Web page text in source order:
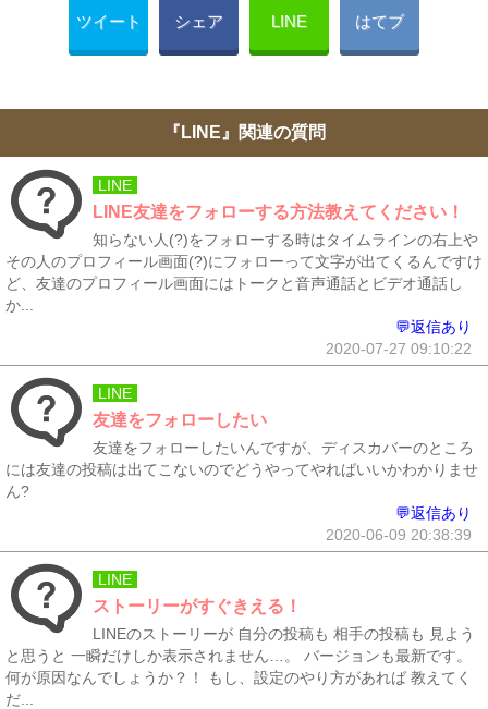
ツイート シェア LINE はてブ
『LINE』関連の質問
LINE
LINE友達をフォローする方法教えてください！
知らない人(?)をフォローする時はタイムラインの右上や
その人のプロフィール画面(?)にフォローって文字が出てくるんですけ
ど、友達のプロフィール画面にはトークと音声通話とビデオ通話し
か...
💬返信あり
2020-07-27 09:10:22
LINE
友達をフォローしたい
友達をフォローしたいんですが、ディスカバーのところ
には友達の投稿は出てこないのでどうやってやればいいかわかりませ
ん?
💬返信あり
2020-06-09 20:38:39
LINE
ストーリーがすぐきえる！
LINEのストーリーが 自分の投稿も 相手の投稿も 見よう
と思うと 一瞬だけしか表示されません…。 バージョンも最新です。
何が原因なんでしょうか？！ もし、設定のやり方があれば 教えてく
だ...